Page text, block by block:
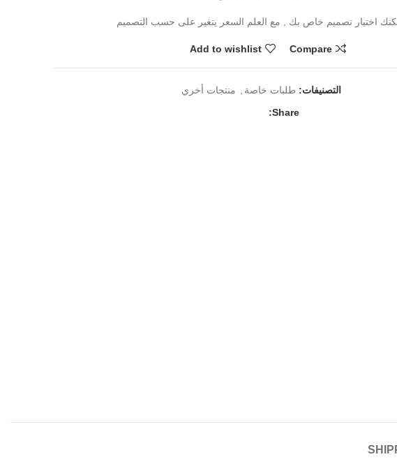
اختيار تصميم خاص بك , مع العلم السعر يتغير على حسب التصميم
Compare
Add to wishlist
التصنيفات: طلبات خاصة
منتجات أخري
Share: